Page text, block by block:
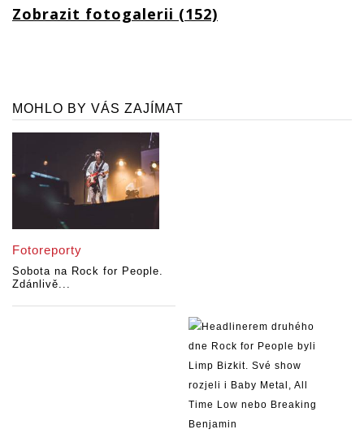
Zobrazit fotogalerii (152)
MOHLO BY VÁS ZAJÍMAT
Fotoreporty
Sobota na Rock for People.
Zdánlivě...